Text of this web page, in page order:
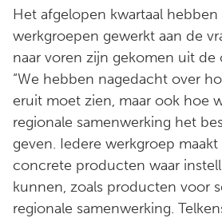
Het afgelopen kwartaal
werkgroepen gewerkt aan de
naar voren zijn gekomen uit de
“We hebben nagedacht over
eruit moet zien, maar ook hoe
regionale samenwerking het
geven. Iedere werkgroep
concrete producten waar
kunnen, zoals producten voor
regionale samenwerking.